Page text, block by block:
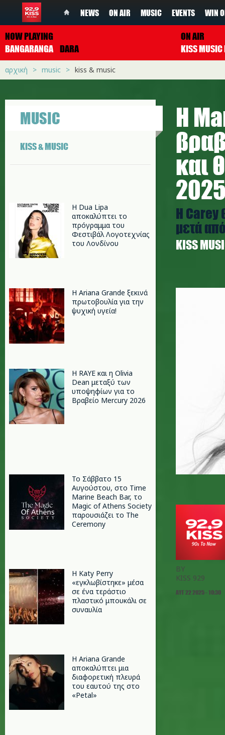
NEWS ON AIR MUSIC EVENTS WIN
NOW PLAYING
BANGARANGA DARA
ON AIR
αρχική music kiss & music
MUSIC
KISS & MUSIC
Η Dua Lipa
αποκαλύπτει το
πρόγραμμα του
Φεστιβάλ Λογοτεχνίας
του Λονδίνου
Η Ariana Grande ξεκινά
πρωτοβουλία για την
ψυχική υγεία!
Η RAYE και η Olivia
Dean μεταξύ των
υποψηφίων για το
Βραβείο Mercury 2026
Το Σάββατο 15
Αυγούστου, στο Time
Marine Beach Bar, το
Magic of Athens Society
παρουσιάζει το The
Ceremony
H Katy Perry
«εγκλωβίστηκε» μέσα
σε ένα τεράστιο
πλαστικό μπουκάλι σε
συναυλία
Η Ariana Grande
αποκαλύπτει μια
διαφορετική πλευρά
του εαυτού της στο
«Petal»
Η
και
Η Carey
μετά
ΚISS
mariah-
BY
KISS 929
ΑΥΓ 22 2025 - 10:30